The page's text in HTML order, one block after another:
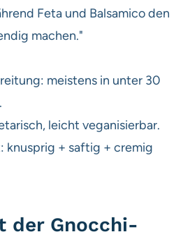
Feta und Balsamico den
machen."
meistens in unter 30
leicht veganisierbar.
knusprig + saftig + cremig
der Gnocchi-